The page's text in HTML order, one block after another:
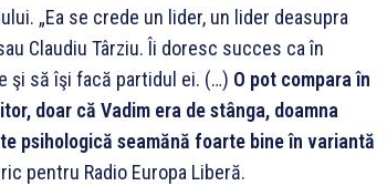
„Ea se crede un lider, un lider deasupra
Claudiu Târziu. Îi doresc succes ca în
şi să îşi facă partidul ei. (…) O pot compara în
doar că Vadim era de stânga, doamna
psihologică seamănă foarte bine în variantă
pentru Radio Europa Liberă.